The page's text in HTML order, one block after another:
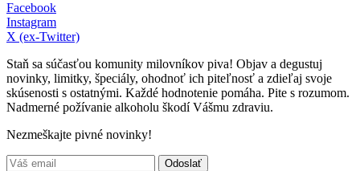
Facebook
Instagram
X (ex-Twitter)
Staň sa súčasťou komunity milovníkov piva! Objav a degustuj
novinky, limitky, špeciály, ohodnoť ich piteľnosť a zdieľaj svoje
skúsenosti s ostatnými. Každé hodnotenie pomáha. Pite s rozumom.
Nadmerné požívanie alkoholu škodí Vášmu zdraviu.
Nezmeškajte pivné novinky!